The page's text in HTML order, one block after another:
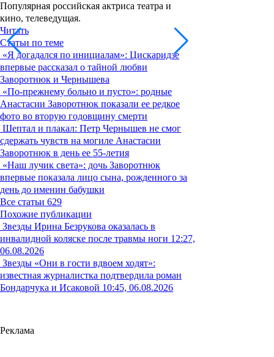
Популярная российская актриса театра и
кино, телеведущая.
Читать
Статьи по теме
«Я догадался по инициалам»: Цискаридзе
впервые рассказал о тайной любви
Заворотнюк и Чернышева
«По-прежнему больно и пусто»: родные
Анастасии Заворотнюк показали ее редкое
фото во вторую годовщину смерти
Шептал и плакал: Петр Чернышев не смог
сдержать чувств на могиле Анастасии
Заворотнюк в день ее 55-летия
«Наш лучик света»: дочь Заворотнюк
впервые показала лицо сына, рожденного за
день до именин бабушки
Все статьи 629
Похожие публикации
Звезды Ирина Безрукова оказалась в
инвалидной коляске после травмы ноги 12:27,
06.08.2026
Звезды «Они в гости вдвоем ходят»:
известная журналистка подтвердила роман
Бондарчука и Исаковой 10:45, 06.08.2026
Реклама